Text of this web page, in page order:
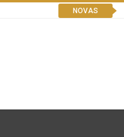
NOVAS